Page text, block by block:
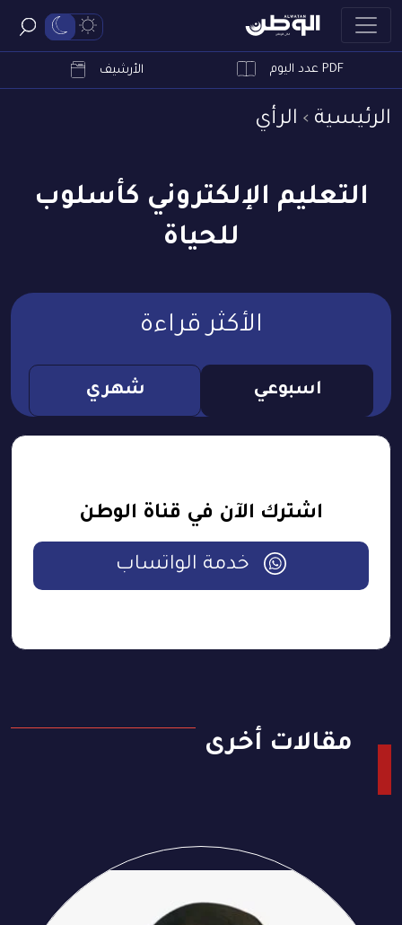
PDF عدد اليوم الأرشيف
الرئيسية الرأي
التعليم الإلكتروني كأسلوب
للحياة
الأكثر قراءة
اسبوعي شهري
اشترك الآن في قناة الوطن
خدمة الواتساب
مقالات أخرى